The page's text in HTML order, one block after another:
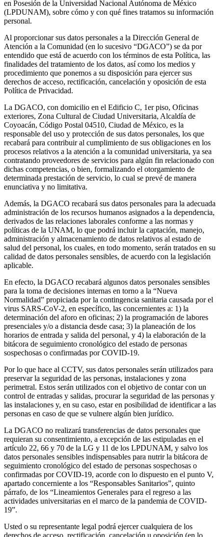
en Posesión de la Universidad Nacional Autónoma de México
(LPDUNAM), sobre cómo y con qué fines tratamos su información
personal.
Al proporcionar sus datos personales a la Dirección General de
Atención a la Comunidad (en lo sucesivo “DGACO”) se da por
entendido que está de acuerdo con los términos de esta Política, las
finalidades del tratamiento de los datos, así como los medios y
procedimiento que ponemos a su disposición para ejercer sus
derechos de acceso, rectificación, cancelación y oposición de esta
Política de Privacidad.
La DGACO, con domicilio en el Edificio C, 1er piso, Oficinas
exteriores, Zona Cultural de Ciudad Universitaria, Alcaldía de
Coyoacán, Código Postal 04510, Ciudad de México, es la
responsable del uso y protección de sus datos personales, los que
recabará para contribuir al cumplimiento de sus obligaciones en los
procesos relativos a la atención a la comunidad universitaria, ya sea
contratando proveedores de servicios para algún fin relacionado con
dichas competencias, o bien, formalizando el otorgamiento de
determinada prestación de servicio, lo cual se prevé de manera
enunciativa y no limitativa.
Además, la DGACO recabará sus datos personales para la adecuada
administración de los recursos humanos asignados a la dependencia,
derivados de las relaciones laborales conforme a las normas y
políticas de la UNAM, lo que podrá incluir la captación, manejo,
administración y almacenamiento de datos relativos al estado de
salud del personal, los cuales, en todo momento, serán tratados en su
calidad de datos personales sensibles, de acuerdo con la legislación
aplicable.
En efecto, la DGACO recabará algunos datos personales sensibles
para la toma de decisiones internas en torno a la “Nueva
Normalidad” propiciada por la contingencia sanitaria causada por el
virus SARS-CoV-2, en específico, las concernientes a: 1) la
determinación del aforo en oficinas; 2) la programación de labores
presenciales y/o a distancia desde casa; 3) la planeación de los
horarios de entrada y salida del personal, y 4) la elaboración de la
bitácora de seguimiento cronológico del estado de personas
sospechosas o confirmadas por COVID-19.
Por lo que hace al CCTV, sus datos personales serán utilizados para
preservar la seguridad de las personas, instalaciones y zona
perimetral. Estos serán utilizados con el objetivo de contar con un
control de entradas y salidas, procurar la seguridad de las personas y
las instalaciones y, en su caso, estar en posibilidad de identificar a las
personas en caso de que se vulnere algún bien jurídico.
La DGACO no realizará transferencias de datos personales que
requieran su consentimiento, a excepción de las estipuladas en el
artículo 22, 66 y 70 de la LG y 11 de los LPDUNAM, y salvo los
datos personales sensibles indispensables para nutrir la bitácora de
seguimiento cronológico del estado de personas sospechosas o
confirmadas por COVID-19, acorde con lo dispuesto en el punto V,
apartado concerniente a los “Responsables Sanitarios”, quinto
párrafo, de los “Lineamientos Generales para el regreso a las
actividades universitarias en el marco de la pandemia de COVID-
19”.
Usted o su representante legal podrá ejercer cualquiera de los